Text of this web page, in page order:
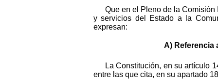
Que en el Pleno de la
y servicios del Estado a la
expresan:
A) Referencia
La Constitución, en su artículo
entre las que cita, en su apartado